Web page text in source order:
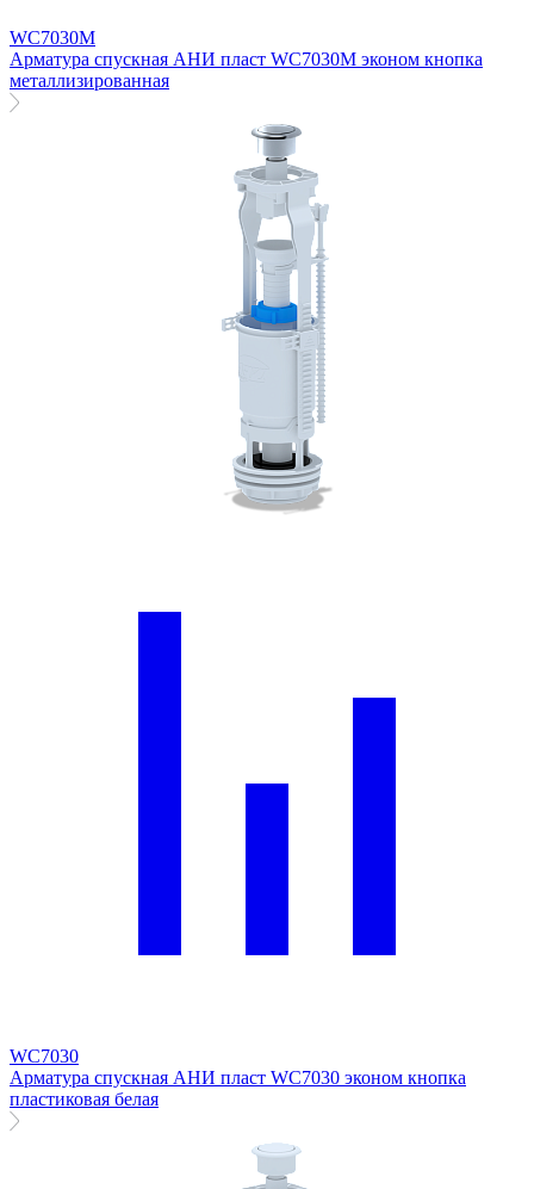
WC7030M
Арматура спускная АНИ пласт WC7030M эконом кнопка
металлизированная
WC7030
Арматура спускная АНИ пласт WC7030 эконом кнопка
пластиковая белая